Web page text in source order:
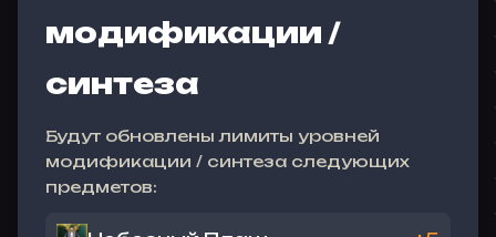
модификации /
синтеза
Будут обновлены лимиты уровней
модификации / синтеза следующих
предметов: